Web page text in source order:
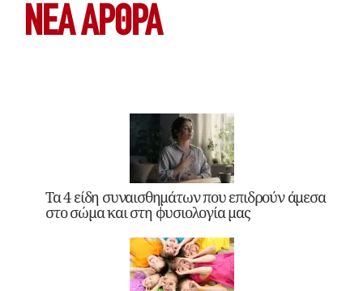
ΝΕΑ ΆΡΘΡΑ
Τα 4 είδη συναισθημάτων που επιδρούν άμεσα
στο σώμα και στη φυσιολογία μας